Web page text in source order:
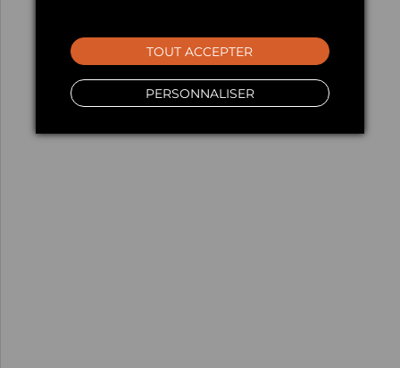
PERSONNALISER
TOUT ACCEPTER